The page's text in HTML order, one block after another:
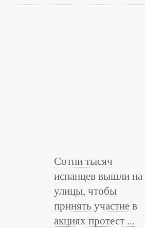
Сотни тысяч
испанцев вышли на
улицы, чтобы
принять участие в
акциях протест ...